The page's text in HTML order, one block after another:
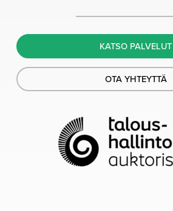
KATSO PALVELUT
OTA YHTEYTTÄ